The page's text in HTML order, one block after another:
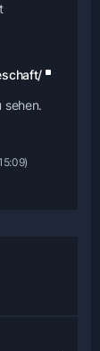
sehen.
)